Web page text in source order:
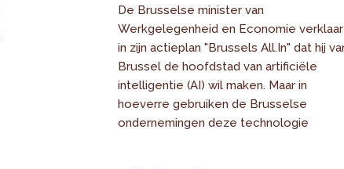
De Brusselse minister van
Werkgelegenheid en Economie
in zijn actieplan "Brussels All.In" dat hij
Brussel de hoofdstad van artificiële
intelligentie (AI) wil maken. Maar in
hoeverre gebruiken de Brusselse
ondernemingen deze technologie